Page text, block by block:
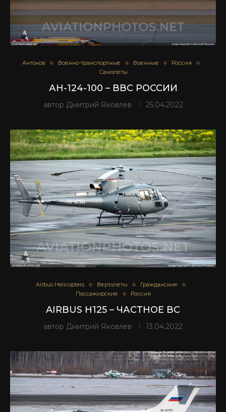
Антонов Военно-транспортные Военные
Россия
Самолеты
АН-124-100 – ВВС РОССИИ
автор Дмитрий Яковлев 25.04.2022
Airbus Helicopters Вертолеты
Гражданские
Пассажирские
Россия
AIRBUS H125 – ЧАСТНОЕ ВС
автор Дмитрий Яковлев 13.04.2022